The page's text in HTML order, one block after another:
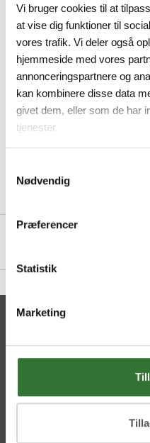
Vi bruger cookies til at
at vise dig funktioner til
vores trafik. Vi deler også
hjemmeside med vores
annonceringspartnere og
kan kombinere disse data
givet dem, eller som de har
tjenester.
Nødvendig
Præferencer
Statistik
Marketing
Powder-coated die-
Pressure
condensation,
via M5 x 1 bolt
Mindste ordreantal: 1
KONTAKT
HQ:Hans Følsgaard A/S
DK-4600 Køge